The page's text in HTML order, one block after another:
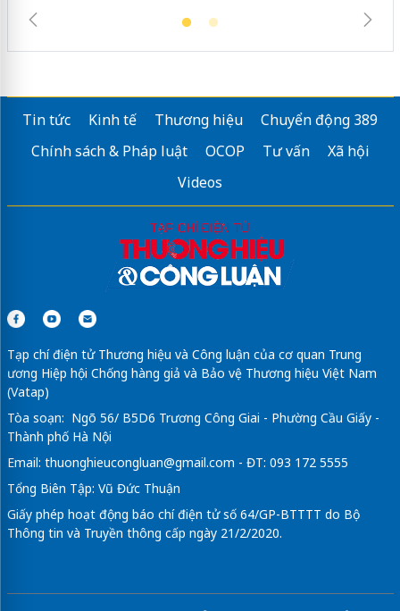
Tin tức Kinh tế Thương hiệu
Chuyển động 389
Chính sách & Pháp luật
OCOP Tư vấn
Xã hội
Videos
Tạp chí điện tử Thương hiệu và Công luận của cơ quan Trung
ương Hiệp hội Chống hàng giả và Bảo vệ Thương hiệu Việt Nam
(Vatap)
Tòa soạn: Ngõ 56/ B5D6 Trương Công Giai - Phường Cầu Giấy -
Thành phố Hà Nội
Email: thuonghieucongluan@gmail.com - ĐT: 093 172 5555
Tổng Biên Tập: Vũ Đức Thuận
Giấy phép hoạt động báo chí điện tử số 64/GP-BTTTT do Bộ
Thông tin và Truyền thông cấp ngày 21/2/2020.